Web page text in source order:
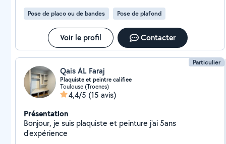
descendus de la voiture pour me redonner mon billet. Je les
recommande chaleureusement et je ferais appel à eux très
rapidement et dès que besoin.
Pose de placo ou de bandes Pose de plafond
Voir le profil Contacter
Particulier
Qais AL Faraj
Plaquiste et peintre califiee
Toulouse (Troenes)
4,4/5 (15 avis)
Présentation
Bonjour, je suis plaquiste et peinture j'ai 5ans
d'expérience